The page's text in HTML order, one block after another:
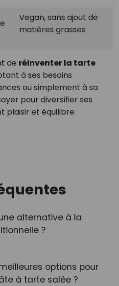
Vegan, sans ajout de
matières grasses
de réinventer la tarte
à ses besoins
ou simplement à sa
pour diversifier ses
plaisir et équilibre.
alternative à la
?
options pour
à tarte salée ?